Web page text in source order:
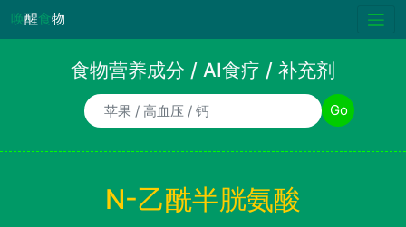
唤醒食物
食物营养成分 / AI食疗 / 补充剂
食物/AI食疗诉求/补充剂名称 Go
N-乙酰半胱氨酸